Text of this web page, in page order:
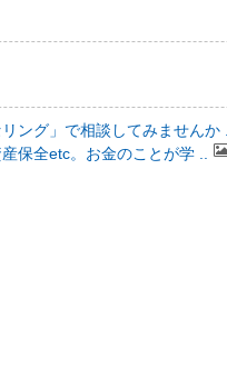
ング」で相談してみませんか ..
保全etc。お金のことが学 ..